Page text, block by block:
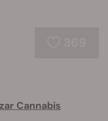
Cannabis